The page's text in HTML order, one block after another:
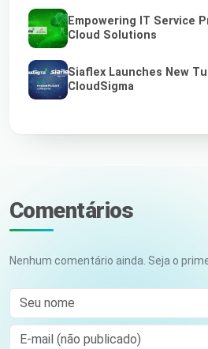
Empowering IT Service
Cloud Solutions
Siaflex Launches New
CloudSigma
Comentários
Nenhum comentário ainda. Seja o
Seu nome
E-mail (não publicado)